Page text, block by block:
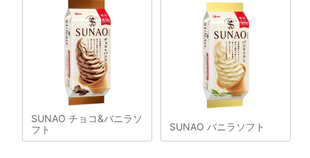
SUNAO チョコ&バニラソ
フト
SUNAO バニラソフト